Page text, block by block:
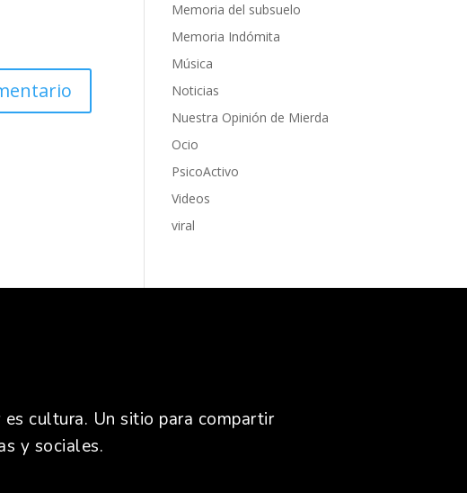
Memoria del subsuelo
Memoria Indómita
Música
Noticias
Nuestra Opinión de Mierda
Ocio
PsicoActivo
Videos
viral
es cultura. Un sitio para compartir
y sociales.